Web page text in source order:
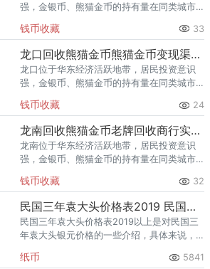
强，金银币、熊猫金币的持有量在同类城市
熊猫金币的需求就明显升温，但鱼龙混杂的
回收渠道里，能精准识别版别溢
钱币收藏 33
龙口回收熊猫金币熊猫金币变现渠道指南
龙口位于华东经济活跃地带，居民投资意识
强，金银币、熊猫金币的持有量在同类城市
熊猫金币的需求就明显升温，但鱼龙混杂的
回收渠道里，能精准识别版别溢
钱币收藏 24
龙南回收熊猫金币老牌回收商行实力盘点
龙南位于华东经济活跃地带，居民投资意识
强，金银币、熊猫金币的持有量在同类城市
熊猫金币的需求就明显升温，但鱼龙混杂的
回收渠道里，能精准识别版别溢
钱币收藏 32
民国三年袁大头价格表2019 民国三年袁大头银元多少钱
民国三年袁大头价格表2019以上是对民国三
年袁大头银元价格的一些介绍，具体来说，
收藏价格，以上数据仅供参考。
纸币 5841